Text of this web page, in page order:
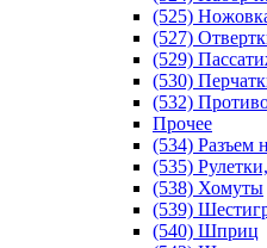
(525)
(527)
(529)
(530)
(532)
Прочее
(534) Разъем
(535)
(538) Хомуты
(539)
(540) Шприц